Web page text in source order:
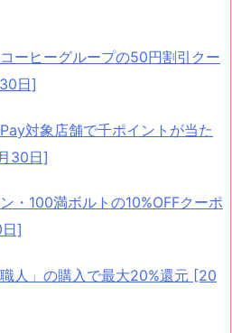
ーヒーグループの50円割引クー
日]
対象店舗で千ポイントが当た
30日]
・100満ボルトの10%OFFクーポ
]
人」の購入で最大20%還元 [20